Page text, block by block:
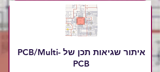
איתור שגיאות תכן של PCB/Multi-
PCB